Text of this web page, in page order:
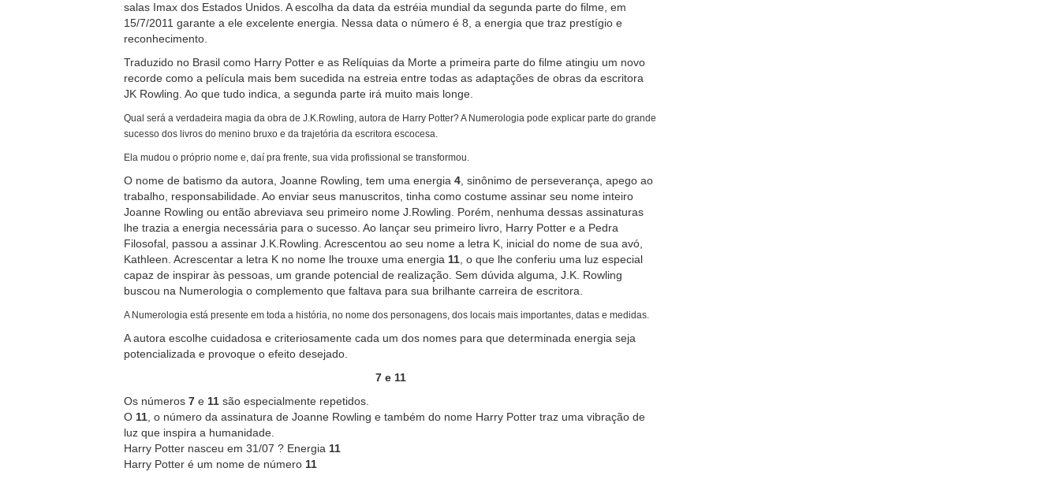
salas Imax dos Estados Unidos. A escolha da data da estréia mundial da segunda parte do filme, em
15/7/2011 garante a ele excelente energia. Nessa data o número é 8, a energia que traz prestígio e
reconhecimento.
Traduzido no Brasil como Harry Potter e as Relíquias da Morte a primeira parte do filme atingiu um novo
recorde como a película mais bem sucedida na estreia entre todas as adaptações de obras da escritora
JK Rowling. Ao que tudo indica, a segunda parte irá muito mais longe.
Qual será a verdadeira magia da obra de J.K.Rowling, autora de Harry Potter? A Numerologia pode explicar parte do grande
sucesso dos livros do menino bruxo e da trajetória da escritora escocesa.
Ela mudou o próprio nome e, daí pra frente, sua vida profissional se transformou.
O nome de batismo da autora, Joanne Rowling, tem uma energia 4 , sinônimo de perseverança, apego ao
trabalho, responsabilidade. Ao enviar seus manuscritos, tinha como costume assinar seu nome inteiro
Joanne Rowling ou então abreviava seu primeiro nome J.Rowling. Porém, nenhuma dessas assinaturas
lhe trazia a energia necessária para o sucesso. Ao lançar seu primeiro livro, Harry Potter e a Pedra
Filosofal, passou a assinar J.K.Rowling. Acrescentou ao seu nome a letra K, inicial do nome de sua avó,
Kathleen. Acrescentar a letra K no nome lhe trouxe uma energia 11 , o que lhe conferiu uma luz especial
capaz de inspirar às pessoas, um grande potencial de realização. Sem dúvida alguma, J.K. Rowling
buscou na Numerologia o complemento que faltava para sua brilhante carreira de escritora.
A Numerologia está presente em toda a história, no nome dos personagens, dos locais mais importantes, datas e medidas.
A autora escolhe cuidadosa e criteriosamente cada um dos nomes para que determinada energia seja
potencializada e provoque o efeito desejado.
7 e 11
Os números 7 e 11 são especialmente repetidos.
O 11 , o número da assinatura de Joanne Rowling e também do nome Harry Potter traz uma vibração de
luz que inspira a humanidade.
Harry Potter nasceu em 31/07 ? Energia 11
Harry Potter é um nome de número 11